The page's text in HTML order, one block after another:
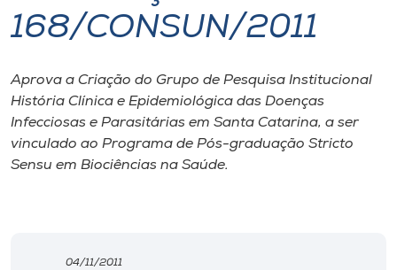
I.nova
Diplomados
Cultura
168/CONSUN/2011
Aprova a Criação do Grupo de Pesquisa Institucional
História Clínica e Epidemiológica das Doenças
Infecciosas e Parasitárias em Santa Catarina, a ser
vinculado ao Programa de Pós-graduação Stricto
Sensu em Biociências na Saúde.
04/11/2011